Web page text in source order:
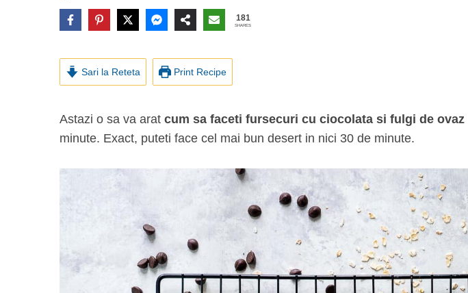
181
SHARES
Sari la Reteta Print Recipe
Astazi o sa va arat cum sa faceti fursecuri cu ciocolata si fulgi de ovaz
minute. Exact, puteti face cel mai bun desert in nici 30 de minute.